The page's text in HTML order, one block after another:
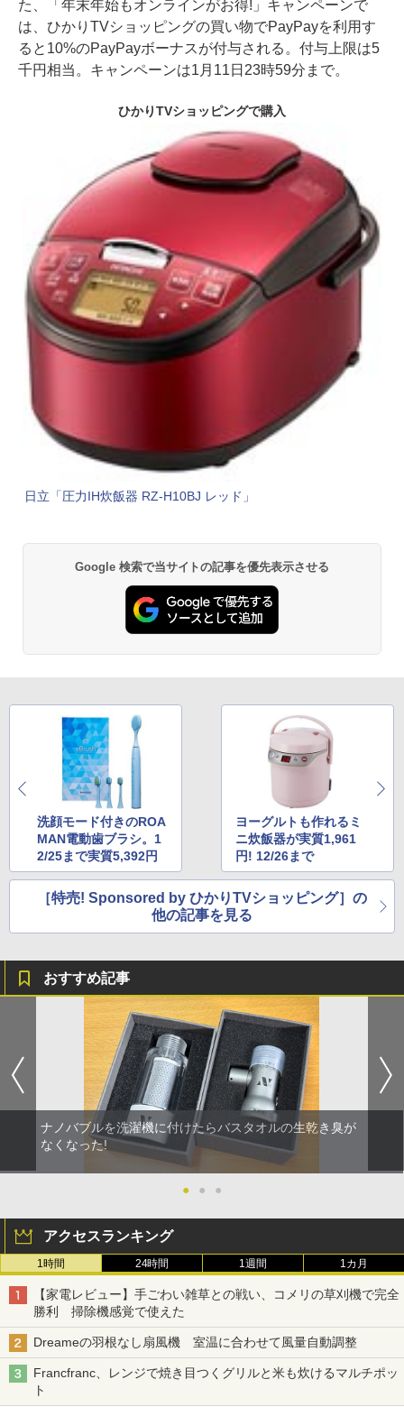
た、「年末年始もオンラインがお得!」キャンペーンで
は、ひかりTVショッピングの買い物でPayPayを利用す
ると10%のPayPayボーナスが付与される。付与上限は5
千円相当。キャンペーンは1月11日23時59分まで。
ひかりTVショッピングで購入
日立「圧力IH炊飯器 RZ-H10BJ レッド」
Google 検索で当サイトの記事を優先表示させる
洗顔モード付きのROA
MAN電動歯ブラシ。1
2/25まで実質5,392円
ヨーグルトも作れるミ
ニ炊飯器が実質1,961
円! 12/26まで
［特売! Sponsored by ひかりTVショッピング］の
他の記事を見る
おすすめ記事
ナノバブルを洗濯機に付けたらバスタオルの生乾き臭が
なくなった!
● ● ●
アクセスランキング
1時間 24時間 1週間 1カ月
【家電レビュー】手ごわい雑草との戦い、コメリの草刈機で完全
勝利 掃除機感覚で使えた
Dreameの羽根なし扇風機 室温に合わせて風量自動調整
Francfranc、レンジで焼き目つくグリルと米も炊けるマルチポッ
ト